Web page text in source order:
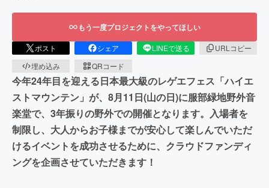
もう一度プロジェクトをやってほしい
ポスト シェア LINEで送る
URLコピー
埋め込み
QRコード
今年24年目を迎える日本最大級のレゲエフェス「ハイエ
ストマウンテン」が、8月11日(山の日)に服部緑地野外音
楽堂で、3年振りの野外での開催となります。入場者を
制限し、大人からお子様までが安心して楽しんでいただ
けるイベントを成功させるために、クラウドファンディ
ングを企画させていただきます！